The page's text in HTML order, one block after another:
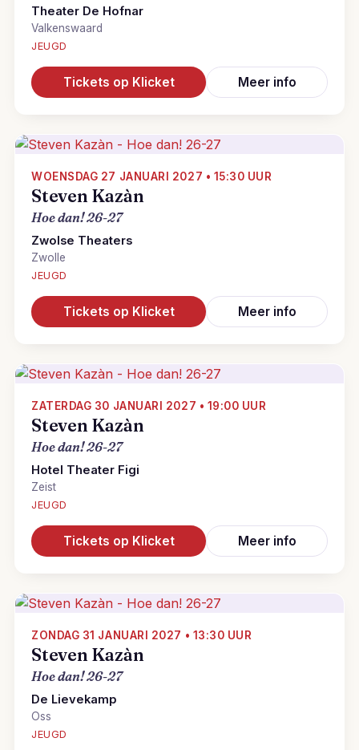
Theater De Hofnar
Valkenswaard
JEUGD
Tickets op Klicket Meer info
WOENSDAG 27 JANUARI 2027 • 15:30 UUR
Steven Kazàn
Hoe dan! 26-27
Zwolse Theaters
Zwolle
JEUGD
Tickets op Klicket Meer info
ZATERDAG 30 JANUARI 2027 • 19:00 UUR
Steven Kazàn
Hoe dan! 26-27
Hotel Theater Figi
Zeist
JEUGD
Tickets op Klicket Meer info
ZONDAG 31 JANUARI 2027 • 13:30 UUR
Steven Kazàn
Hoe dan! 26-27
De Lievekamp
Oss
JEUGD